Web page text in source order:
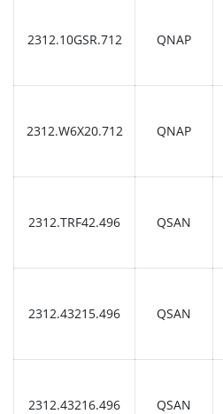
2312.10GSR.712 QNAP
2312.W6X20.712 QNAP
2312.TRF42.496 QSAN
2312.43215.496 QSAN
2312.43216.496 QSAN